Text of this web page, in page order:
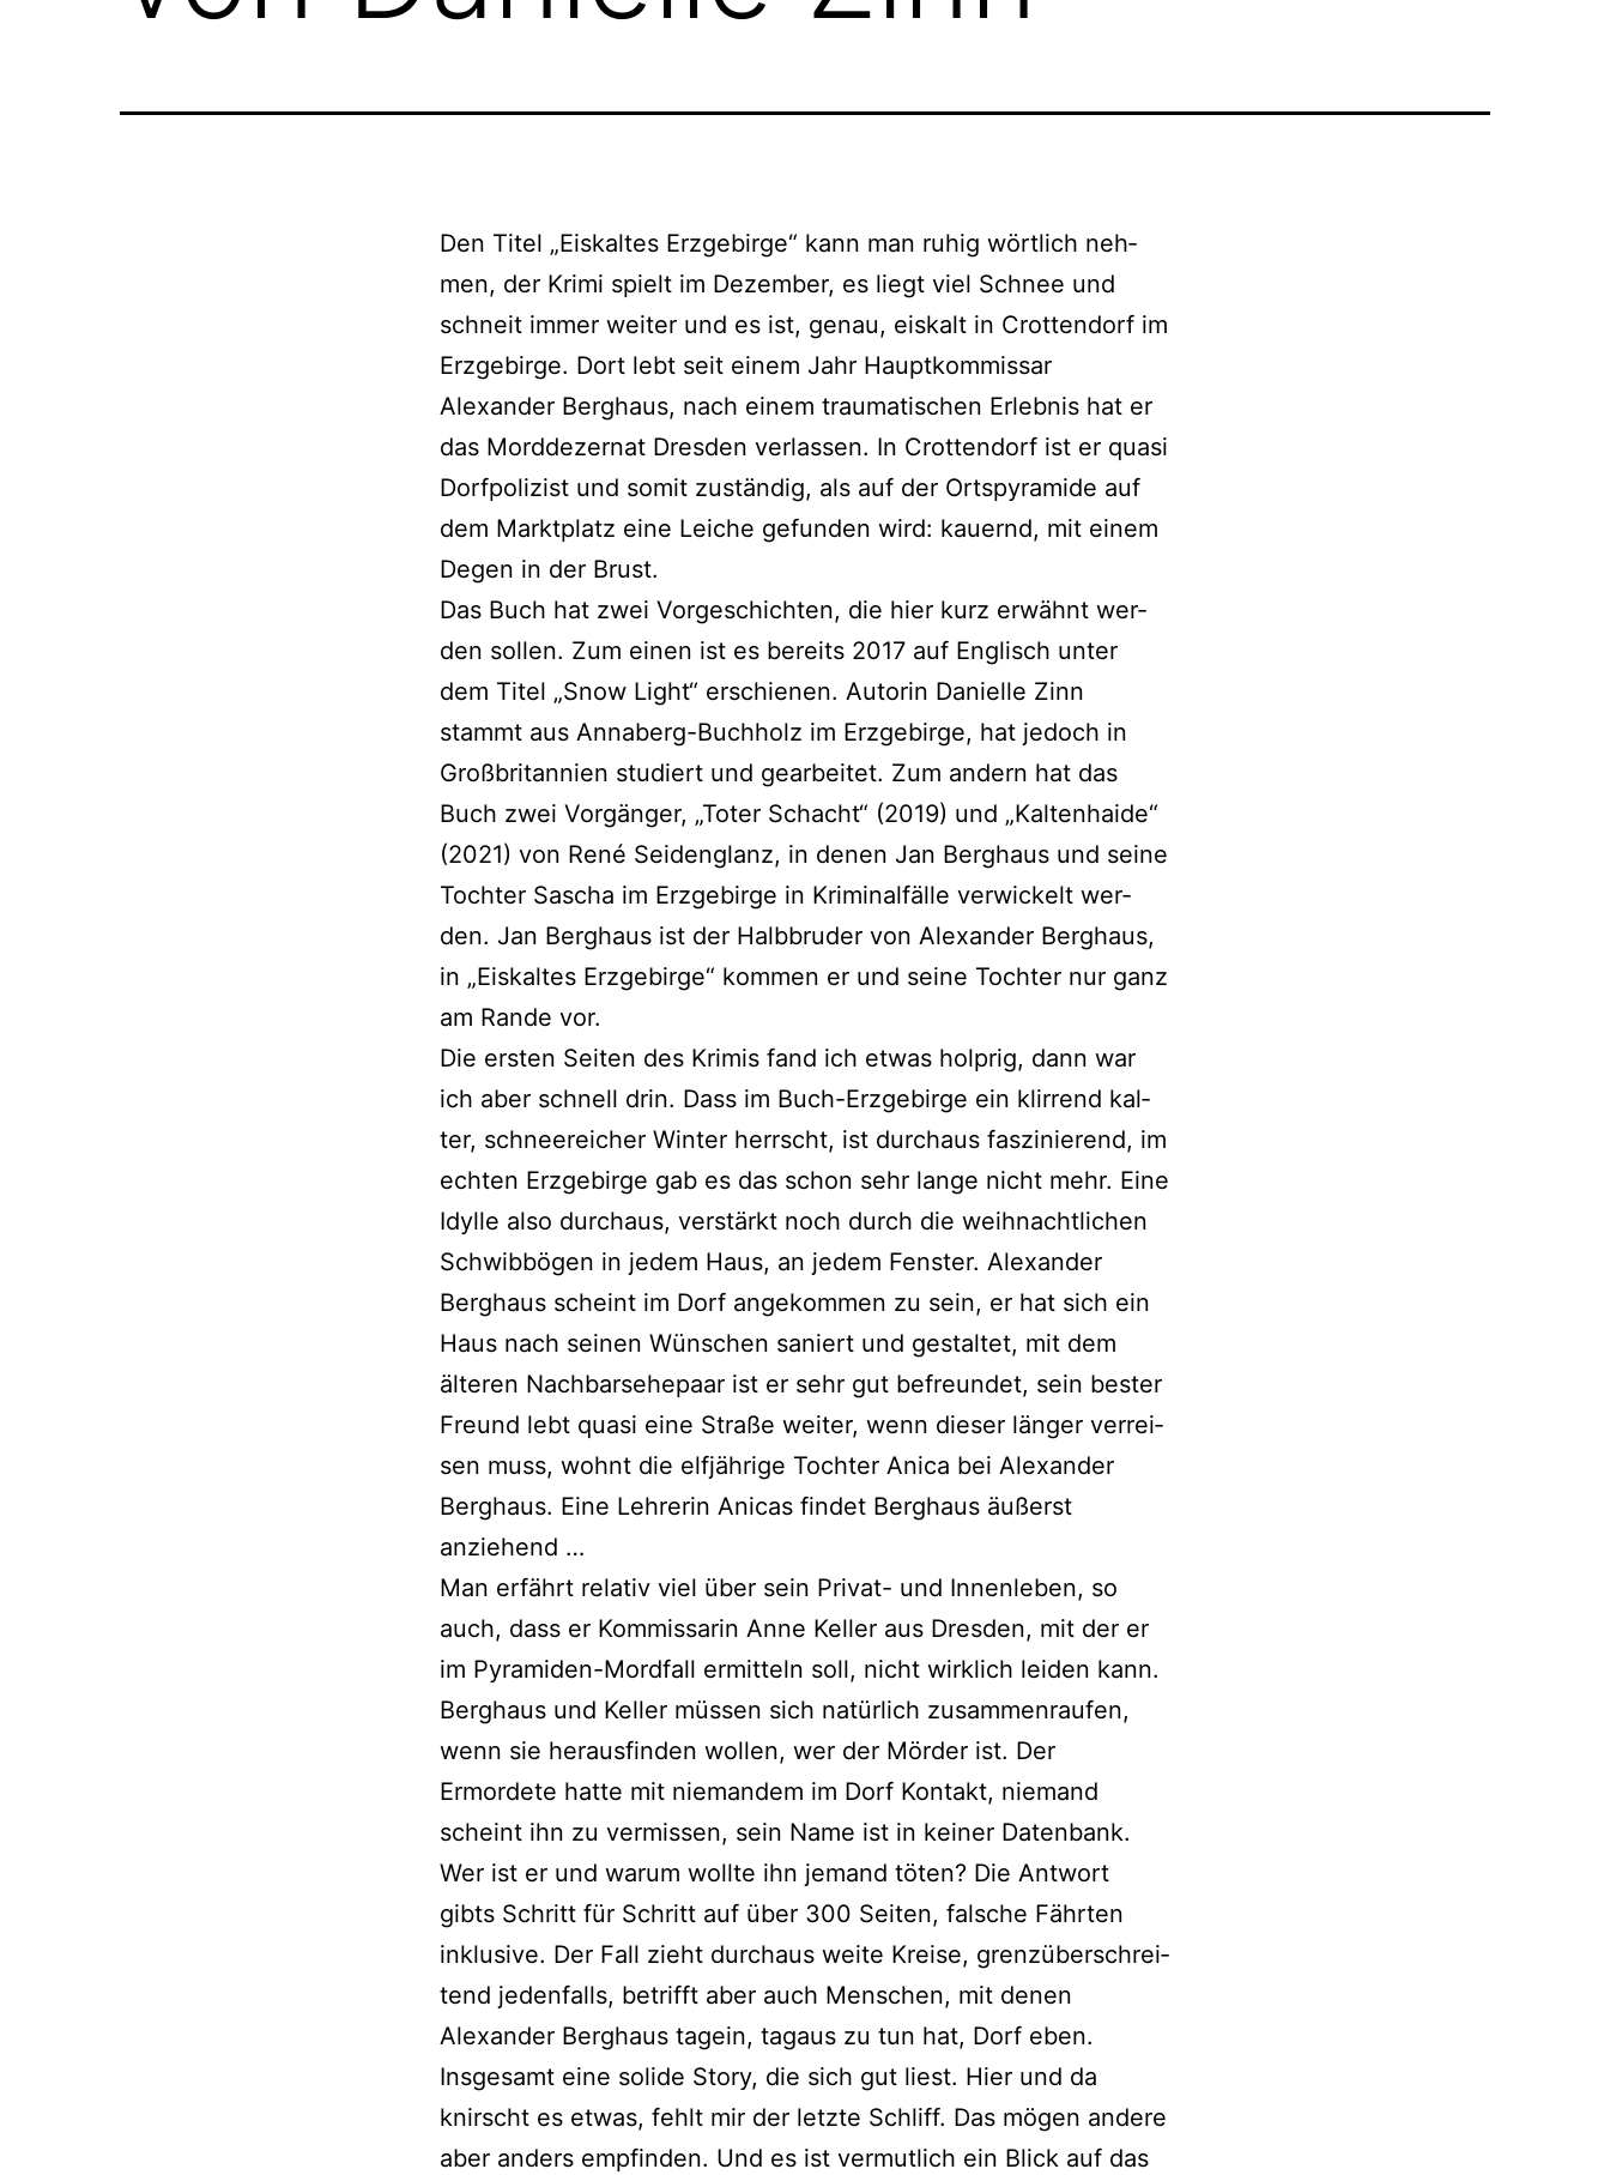
Den Titel „Eiskaltes Erzgebirge“ kann man ruhig wört­lich neh­
men, der Krimi spielt im Dezember, es liegt viel Schnee und
schneit immer wei­ter und es ist, genau, eis­kalt in Crottendorf im
Erzgebirge. Dort lebt seit einem Jahr Hauptkommissar
Alexander Berghaus, nach einem trau­ma­ti­schen Erlebnis hat er
das Morddezernat Dresden ver­las­sen. In Crottendorf ist er qua­si
Dorfpolizist und somit zustän­dig, als auf der Ortspyramide auf
dem Marktplatz eine Leiche gefun­den wird: kau­ernd, mit einem
Degen in der Brust.
Das Buch hat zwei Vorgeschichten, die hier kurz erwähnt wer­
den sol­len. Zum einen ist es bereits 2017 auf Englisch unter
dem Titel „Snow Light“ erschie­nen. Autorin Danielle Zinn
stammt aus Annaberg-Buchholz im Erzgebirge, hat jedoch in
Großbritannien stu­diert und gear­bei­tet. Zum andern hat das
Buch zwei Vorgänger, „Toter Schacht“ (2019) und „Kaltenhaide“
(2021) von René Seidenglanz, in denen Jan Berghaus und sei­ne
Tochter Sascha im Erzgebirge in Kriminalfälle ver­wi­ckelt wer­
den. Jan Berghaus ist der Halbbruder von Alexander Berghaus,
in „Eiskaltes Erzgebirge“ kom­men er und sei­ne Tochter nur ganz
am Rande vor.
Die ers­ten Seiten des Krimis fand ich etwas holp­rig, dann war
ich aber schnell drin. Dass im Buch-Erzgebirge ein klir­rend kal­
ter, schnee­rei­cher Winter herrscht, ist durch­aus fas­zi­nie­rend, im
ech­ten Erzgebirge gab es das schon sehr lan­ge nicht mehr. Eine
Idylle also durch­aus, ver­stärkt noch durch die weih­nacht­li­chen
Schwibbögen in jedem Haus, an jedem Fenster. Alexander
Berghaus scheint im Dorf ange­kom­men zu sein, er hat sich ein
Haus nach sei­nen Wünschen saniert und gestal­tet, mit dem
älte­ren Nachbarsehepaar ist er sehr gut befreun­det, sein bes­ter
Freund lebt qua­si eine Straße wei­ter, wenn die­ser län­ger ver­rei­
sen muss, wohnt die elf­jäh­ri­ge Tochter Anica bei Alexander
Berghaus. Eine Lehrerin Anicas fin­det Berghaus äußerst
anziehend …
Man erfährt rela­tiv viel über sein Privat- und Innenleben, so
auch, dass er Kommissarin Anne Keller aus Dresden, mit der er
im Pyramiden-Mordfall ermit­teln soll, nicht wirk­lich lei­den kann.
Berghaus und Keller müs­sen sich natür­lich zusam­men­rau­fen,
wenn sie her­aus­fin­den wol­len, wer der Mörder ist. Der
Ermordete hat­te mit nie­man­dem im Dorf Kontakt, nie­mand
scheint ihn zu ver­mis­sen, sein Name ist in kei­ner Datenbank.
Wer ist er und war­um woll­te ihn jemand töten? Die Antwort
gibts Schritt für Schritt auf über 300 Seiten, fal­sche Fährten
inklu­si­ve. Der Fall zieht durch­aus wei­te Kreise, grenz­über­schrei­
tend jeden­falls, betrifft aber auch Menschen, mit denen
Alexander Berghaus tag­ein, tag­aus zu tun hat, Dorf eben.
Insgesamt eine soli­de Story, die sich gut liest. Hier und da
knirscht es etwas, fehlt mir der letz­te Schliff. Das mögen ande­re
aber anders emp­fin­den. Und es ist ver­mut­lich ein Blick auf das